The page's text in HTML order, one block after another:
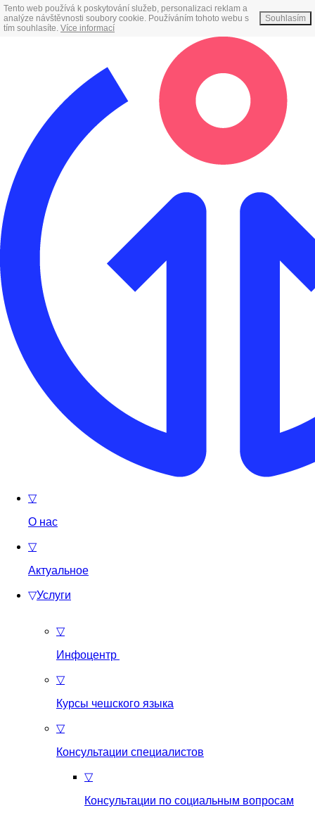
Tento web používá k poskytování služeb, personalizaci reklam a
analýze návštěvnosti soubory cookie. Používáním tohoto webu s
tím souhlasíte. Více informací
Souhlasím
▽
О нас
▽
Актуальное
▽Услуги
▽
Инфоцентр
▽
Курсы чешского языка
▽
Консультации специалистов
▽
Консультации по социальным вопросам